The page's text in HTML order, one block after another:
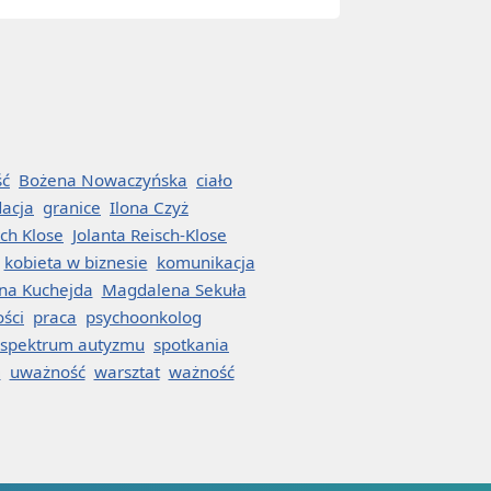
Bożena Nowaczyńska ciało
granice Ilona Czyż
Klose Jolanta Reisch-Klose
kobieta w biznesie komunikacja
Kuchejda Magdalena Sekuła
praca psychoonkolog
spektrum autyzmu spotkania
uważność warsztat ważność